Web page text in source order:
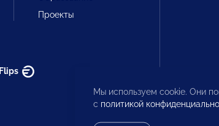
Проекты
Flips
Мы используем cookie. Они
с политикой